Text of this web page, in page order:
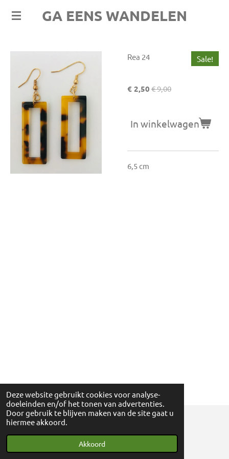
Deze website gebruikt cookies voor analyse-
doeleinden en/of het tonen van advertenties.
Door gebruik te blijven maken van de site gaat u
hiermee akkoord.
Akkoord
Ga
de
hoofdinhoud
GA EENS WANDELEN
Rea 24 Sale!
€ 2,50 € 9,00
In winkelwagen
6,5 cm